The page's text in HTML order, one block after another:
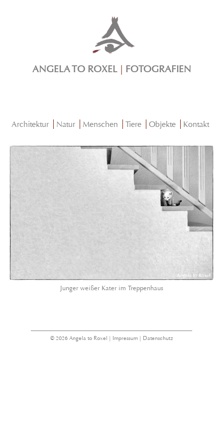
ANGELA TO ROXEL FOTOGRAFIEN
Architektur Natur Menschen Tiere Objekte Kontakt
Junger weißer Kater im Treppenhaus
© 2026 Angela to Roxel | Impressum| Datenschutz